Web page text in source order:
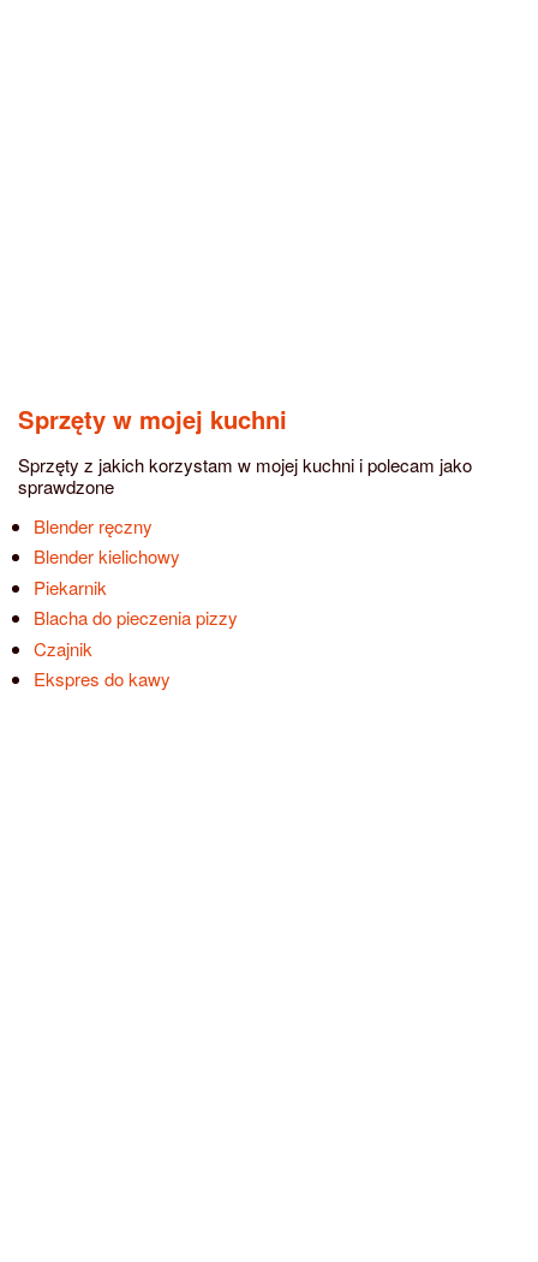
Sprzęty w mojej kuchni
Sprzęty z jakich korzystam w mojej kuchni i polecam jako
sprawdzone
Blender ręczny
Blender kielichowy
Piekarnik
Blacha do pieczenia pizzy
Czajnik
Ekspres do kawy